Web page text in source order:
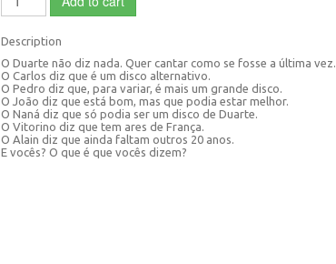
Description
O Duarte não diz nada. Quer cantar como se fosse a última vez.
O Carlos diz que é um disco alternativo.
O Pedro diz que, para variar, é mais um grande disco.
O João diz que está bom, mas que podia estar melhor.
O Naná diz que só podia ser um disco de Duarte.
O Vitorino diz que tem ares de França.
O Alain diz que ainda faltam outros 20 anos.
E vocês? O que é que vocês dizem?